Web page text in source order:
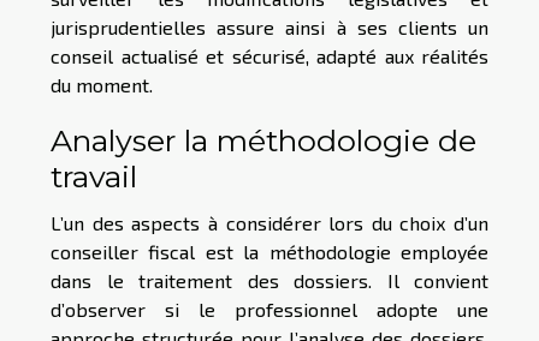
jurisprudentielles assure ainsi à ses clients un
conseil actualisé et sécurisé, adapté aux réalités
du moment.
Analyser la méthodologie de
travail
L’un des aspects à considérer lors du choix d’un
conseiller fiscal est la méthodologie employée
dans le traitement des dossiers. Il convient
d’observer si le professionnel adopte une